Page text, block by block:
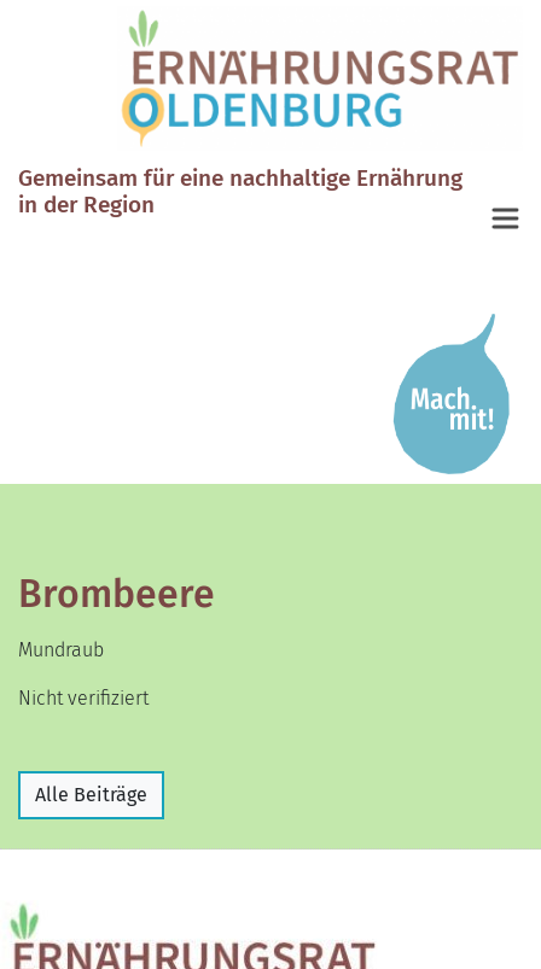
Gemeinsam für eine nachhaltige Ernährung
in der Region
Brombeere
Mundraub
Nicht verifiziert
Alle Beiträge